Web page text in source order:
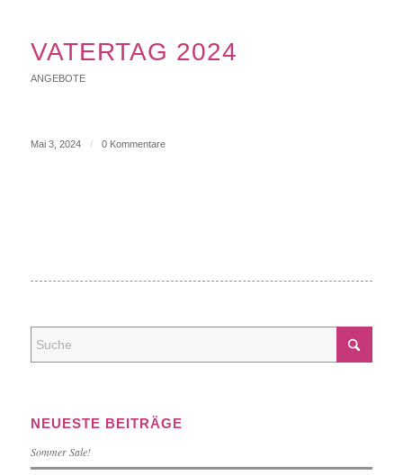
VATERTAG 2024
ANGEBOTE
Mai 3, 2024 / 0 Kommentare
NEUESTE BEITRÄGE
Sommer Sale!